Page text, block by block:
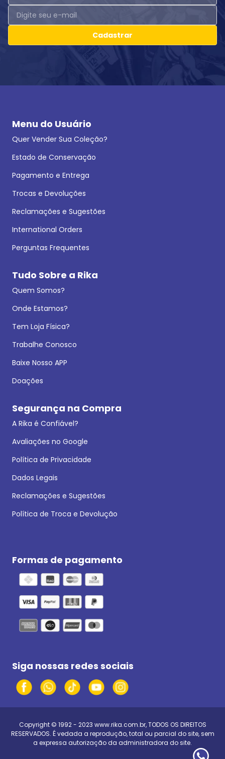
Cadastrar
Menu do Usuário
Quer Vender Sua Coleção?
Estado de Conservação
Pagamento e Entrega
Trocas e Devoluções
Reclamações e Sugestões
International Orders
Perguntas Frequentes
Tudo Sobre a Rika
Quem Somos?
Onde Estamos?
Tem Loja Física?
Trabalhe Conosco
Baixe Nosso APP
Doações
Segurança na Compra
A Rika é Confiável?
Avaliações no Google
Política de Privacidade
Dados Legais
Reclamações e Sugestões
Política de Troca e Devolução
Formas de pagamento
Siga nossas redes sociais
Copyright © 1992 - 2023 www.rika.com.br, TODOS OS DIREITOS
RESERVADOS. É vedada a reprodução, total ou parcial do site, sem
a expressa autorização da administradora do site.